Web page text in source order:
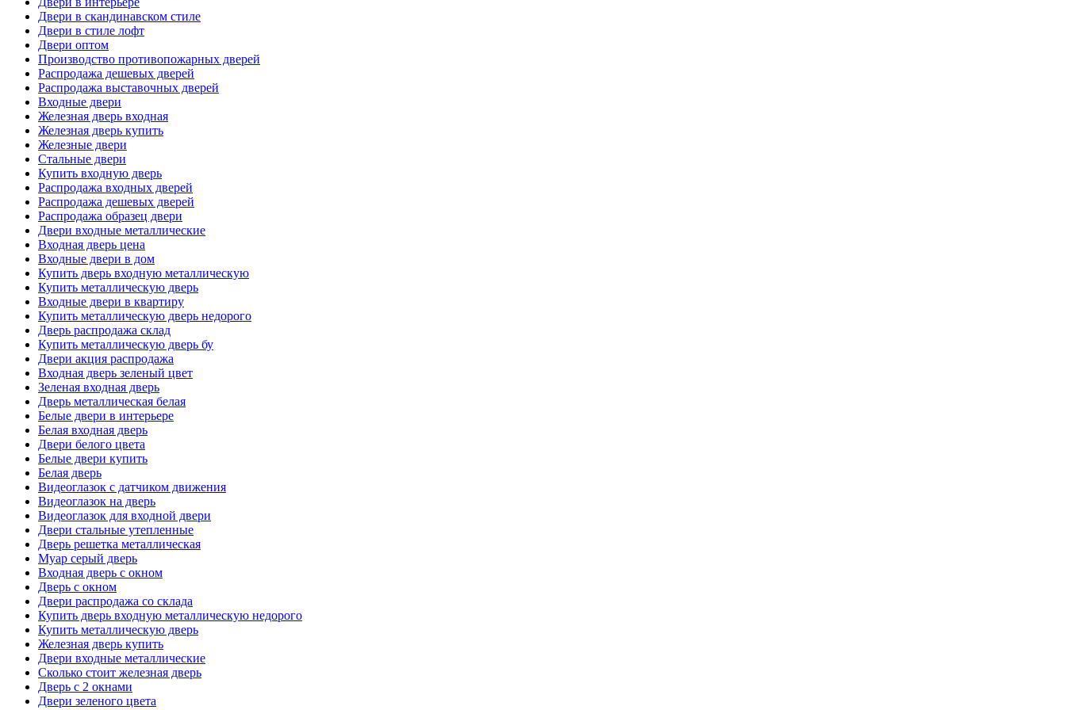
Двери в скандинавском стиле
Двери в стиле лофт
Двери оптом
Производство противопожарных дверей
Распродажа дешевых дверей
Распродажа выставочных дверей
Входные двери
Железная дверь входная
Железная дверь купить
Железные двери
Стальные двери
Купить входную дверь
Распродажа входных дверей
Распродажа дешевых дверей
Распродажа образец двери
Двери входные металлические
Входная дверь цена
Входные двери в дом
Купить дверь входную металлическую
Купить металлическую дверь
Входные двери в квартиру
Купить металлическую дверь недорого
Дверь распродажа склад
Купить металлическую дверь бу
Двери акция распродажа
Входная дверь зеленый цвет
Зеленая входная дверь
Дверь металлическая белая
Белые двери в интерьере
Белая входная дверь
Двери белого цвета
Белые двери купить
Белая дверь
Видеоглазок с датчиком движения
Видеоглазок на дверь
Видеоглазок для входной двери
Двери стальные утепленные
Дверь решетка металлическая
Муар серый дверь
Входная дверь с окном
Дверь с окном
Двери распродажа со склада
Купить дверь входную металлическую недорого
Купить металлическую дверь
Железная дверь купить
Двери входные металлические
Сколько стоит железная дверь
Дверь с 2 окнами
Двери зеленого цвета